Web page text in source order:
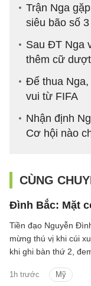
Trận Nga
siêu bão số 3
Sau ĐT Nga
thêm cữ
Để thua Nga,
vui từ FIFA
Nhận định
Cơ hội nào
CÙNG
Đình Bắc: Mặt
1h trước Mỹ
Tiền đạo Nguyễn
mừng thú vị khi cúi
khi ghi bàn thứ 2,